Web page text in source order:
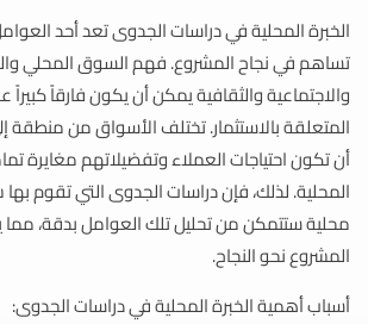
الخبرة المحلية في دراسات الجدوى تعد أحد
تساهم في نجاح المشروع. فهم السوق المحلي
والاجتماعية والثقافية يمكن أن يكون فارقاً كبيراً
المتعلقة بالاستثمار. تختلف الأسواق من منطقة
أن تكون احتياجات العملاء وتفضيلاتهم مغايرة
المحلية. لذلك، فإن دراسات الجدوى التي تقوم
محلية ستتمكن من تحليل تلك العوامل بدقة،
المشروع نحو النجاح.
أسباب أهمية الخبرة المحلية في دراسات الجدوى: